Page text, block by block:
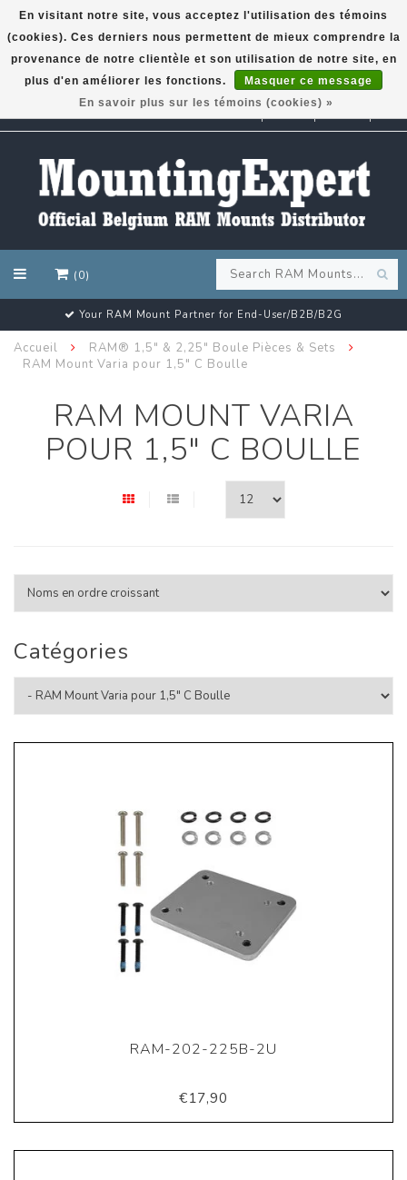
GARMIN GPS met een superkorting tot 50%? Klik hier!
(0)
Your RAM Mount Partner for End-User/B2B/B2G
Accueil
RAM® 1,5" & 2,25" Boule Pièces & Sets
RAM Mount Varia pour 1,5" C Boulle
RAM MOUNT VARIA
POUR 1,5" C BOULLE
Catégories
RAM-202-225B-2U
€17,90
En visitant notre site, vous acceptez l'utilisation des témoins
(cookies). Ces derniers nous permettent de mieux comprendre la
provenance de notre clientèle et son utilisation de notre site, en
plus d'en améliorer les fonctions.
Masquer ce message
En savoir plus sur les témoins (cookies) »